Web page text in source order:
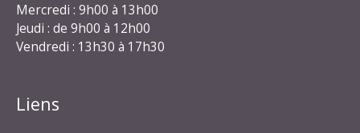
Mercredi : 9h00 à 13h00
Jeudi : de 9h00 à 12h00
Vendredi : 13h30 à 17h30
Liens